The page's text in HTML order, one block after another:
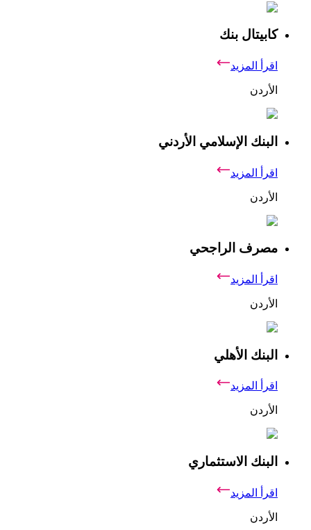
كابيتال بنك
اقرأ المزيد
الأردن
البنك الإسلامي الأردني
اقرأ المزيد
الأردن
مصرف الراجحي
اقرأ المزيد
الأردن
البنك الأهلي
اقرأ المزيد
الأردن
البنك الاستثماري
اقرأ المزيد
الأردن